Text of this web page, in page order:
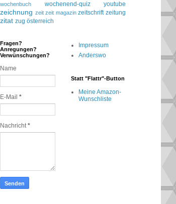
wochenbuch wochenend-quiz youtube
zeichnung zeit zeit magazin zeitschrift zeitung
zitat zug österreich
Fragen?
Anregungen?
Verwünschungen?
Name
E-Mail *
Nachricht*
Impressum
Anderswo
Statt "Flattr"-Button
Meine Amazon-
Wunschliste